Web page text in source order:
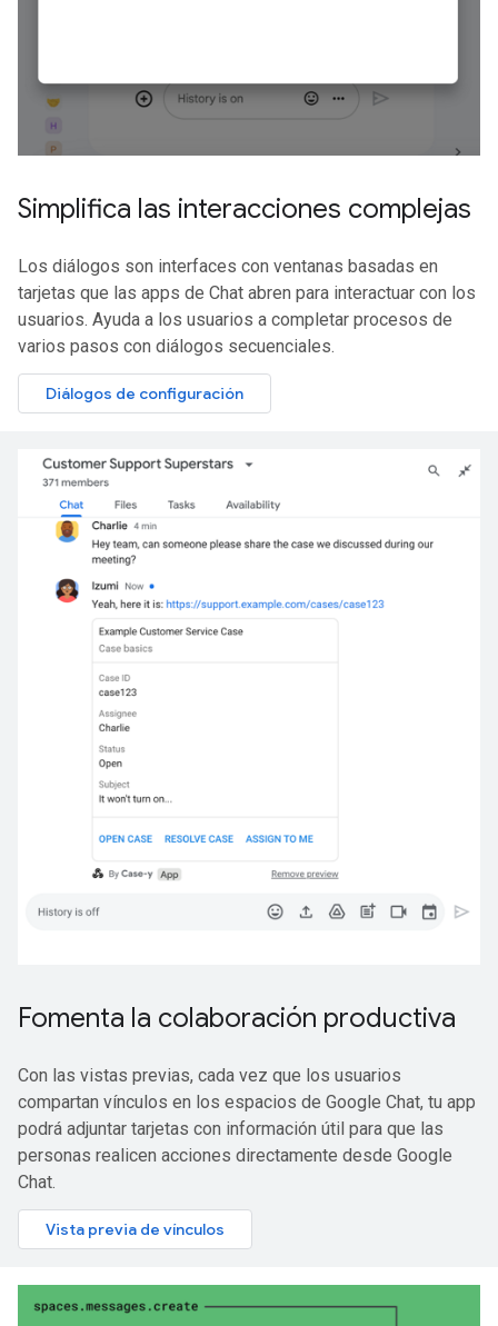
Simplifica las interacciones complejas
Los diálogos son interfaces con ventanas basadas en
tarjetas que las apps de Chat abren para interactuar con los
usuarios. Ayuda a los usuarios a completar procesos de
varios pasos con diálogos secuenciales.
Diálogos de configuración
Fomenta la colaboración productiva
Con las vistas previas, cada vez que los usuarios
compartan vínculos en los espacios de Google Chat, tu app
podrá adjuntar tarjetas con información útil para que las
personas realicen acciones directamente desde Google
Chat.
Vista previa de vínculos